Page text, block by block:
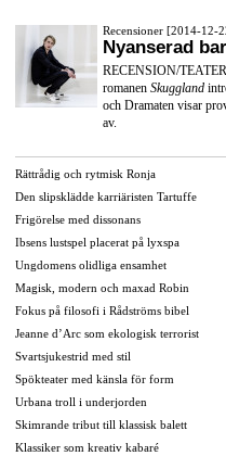
Recensioner [2014-12-
Nyanserad
RECENSION/
romanen Skuggland
och Dramaten visar
av.
Rättrådig och rytmisk Ronja
Den slipsklädde karriäristen Tartuffe
Frigörelse med dissonans
Ibsens lustspel placerat på lyxspa
Ungdomens olidliga ensamhet
Magisk, modern och maxad Robin
Fokus på filosofi i Rådströms bibel
Jeanne d’Arc som ekologisk terrorist
Svartsjukestrid med stil
Spökteater med känsla för form
Urbana troll i underjorden
Skimrande tribut till klassisk balett
Klassiker som kreativ kabaré